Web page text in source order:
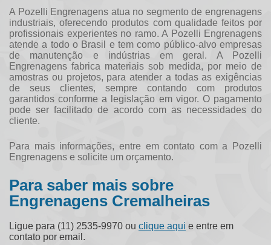
A Pozelli Engrenagens atua no segmento de engrenagens
industriais, oferecendo produtos com qualidade feitos por
profissionais experientes no ramo. A Pozelli Engrenagens
atende a todo o Brasil e tem como público-alvo empresas
de manutenção e indústrias em geral. A Pozelli
Engrenagens fabrica materiais sob medida, por meio de
amostras ou projetos, para atender a todas as exigências
de seus clientes, sempre contando com produtos
garantidos conforme a legislação em vigor. O pagamento
pode ser facilitado de acordo com as necessidades do
cliente.
Para mais informações, entre em contato com a Pozelli
Engrenagens e solicite um orçamento.
Para saber mais sobre
Engrenagens Cremalheiras
Ligue para (11) 2535-9970 ou clique aqui e entre em
contato por email.